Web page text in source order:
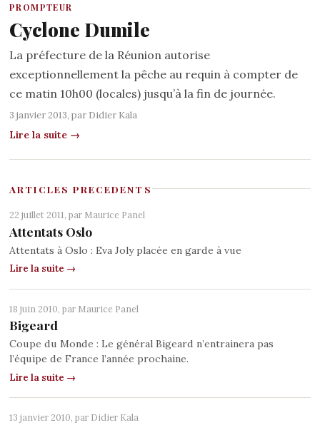
PROMPTEUR
Cyclone Dumile
La préfecture de la Réunion autorise
exceptionnellement la pêche au requin à compter de
ce matin 10h00 (locales) jusqu’à la fin de journée.
3 janvier 2013, par Didier Kala
Lire la suite →
ARTICLES PRECEDENTS
22 juillet 2011, par Maurice Panel
Attentats Oslo
Attentats à Oslo : Eva Joly placée en garde à vue
Lire la suite →
18 juin 2010, par Maurice Panel
Bigeard
Coupe du Monde : Le général Bigeard n’entrainera pas
l’équipe de France l’année prochaine.
Lire la suite →
13 janvier 2010, par Didier Kala